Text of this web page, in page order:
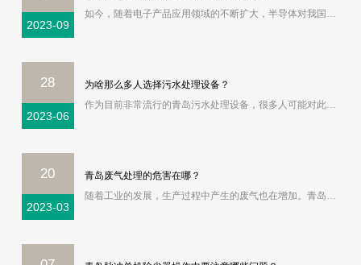
2023-09
28
2023-06
为啥那么多人选择污水处理设备？
20
2023-03
青岛废气处理的危害在哪？